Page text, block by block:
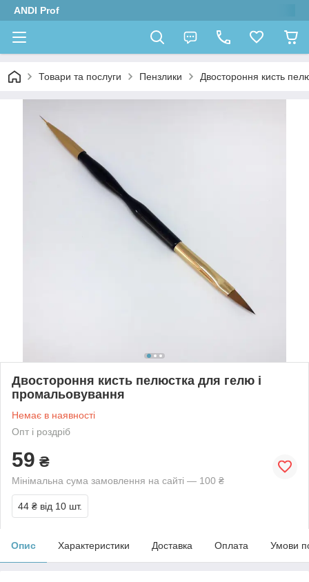
ANDI Prof
Товари та послуги Пензлики Двостороння кисть
Двостороння кисть пелюстка для гелю і
промальовування
Немає в наявності
Опт і роздріб
59 ₴
Мінімальна сума замовлення на сайті — 100 ₴
44 ₴ від 10 шт.
Опис Характеристики Доставка Оплата Умови